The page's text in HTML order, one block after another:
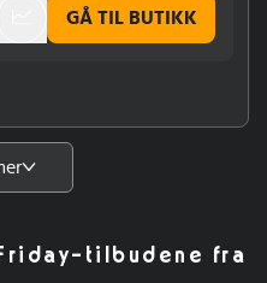
GÅ TIL BUTIKK
tilbudene fra